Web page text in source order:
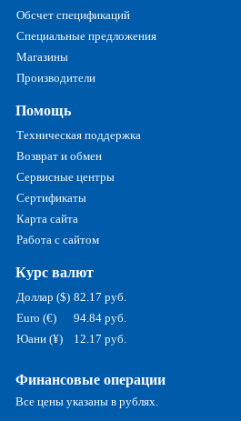
Обсчет спецификаций
Специальные предложения
Магазины
Производители
Помощь
Техническая поддержка
Возврат и обмен
Сервисные центры
Сертификаты
Карта сайта
Работа с сайтом
Курс валют
Доллар ($) 82.17 руб.
Euro (€)
94.84 руб.
Юани (¥)
12.17 руб.
Финансовые операции
Все цены указаны в рублях.